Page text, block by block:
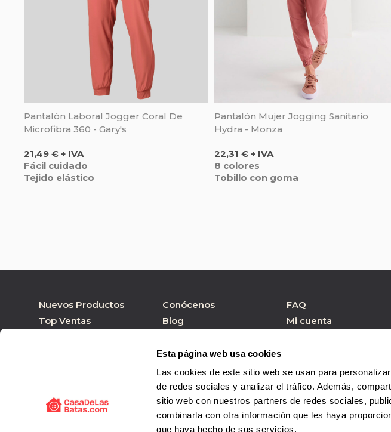
Esta página web usa cookies
Las cookies de este sitio web se usan para
de redes sociales y analizar el tráfico. Además,
sitio web con nuestros partners de redes sociales,
combinarla con otra información que les haya
que haya hecho de sus servicios.
Pantalón Laboral Jogger Coral De
Microfibra 360 - Gary's
Precio
21,49 € + IVA
Fácil cuidado
Tejido elástico
Pantalón Mujer Jogging Sanitario
Hydra - Monza
Precio
22,31 € + IVA
8 colores
Tobillo con goma
Nuevos Productos
Top Ventas
Conócenos
Blog
Tienda física
FAQ
Mi cuenta